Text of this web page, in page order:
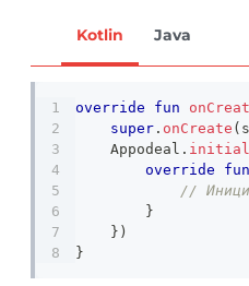
Kotlin Java
override fun
super . onCreate (
    Appodeal
.
override
fun
//
}
} )
}